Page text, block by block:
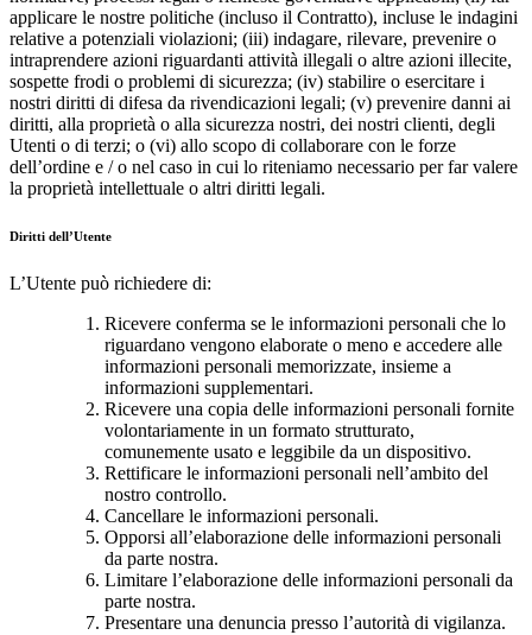
applicare le nostre politiche (incluso il Contratto), incluse le indagini
relative a potenziali violazioni; (iii) indagare, rilevare, prevenire o
intraprendere azioni riguardanti attività illegali o altre azioni illecite,
sospette frodi o problemi di sicurezza; (iv) stabilire o esercitare i
nostri diritti di difesa da rivendicazioni legali; (v) prevenire danni ai
diritti, alla proprietà o alla sicurezza nostri, dei nostri clienti, degli
Utenti o di terzi; o (vi) allo scopo di collaborare con le forze
dell’ordine e / o nel caso in cui lo riteniamo necessario per far valere
la proprietà intellettuale o altri diritti legali.
Diritti dell’Utente
L’Utente può richiedere di:
Ricevere conferma se le informazioni personali che lo
riguardano vengono elaborate o meno e accedere alle
informazioni personali memorizzate, insieme a
informazioni supplementari.
Ricevere una copia delle informazioni personali fornite
volontariamente in un formato strutturato,
comunemente usato e leggibile da un dispositivo.
Rettificare le informazioni personali nell’ambito del
nostro controllo.
Cancellare le informazioni personali.
Opporsi all’elaborazione delle informazioni personali
da parte nostra.
Limitare l’elaborazione delle informazioni personali da
parte nostra.
Presentare una denuncia presso l’autorità di vigilanza.